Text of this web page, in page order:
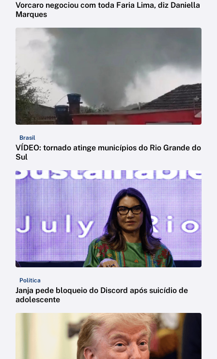
Vorcaro negociou com toda Faria Lima, diz Daniella
Marques
Brasil
VÍDEO: tornado atinge municípios do Rio Grande do
Sul
Política
Janja pede bloqueio do Discord após suicídio de
adolescente